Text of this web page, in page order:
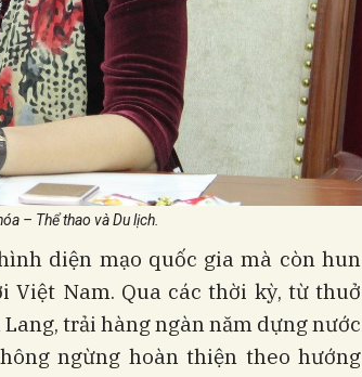
– Thể thao và Du lịch.
diện mạo quốc gia mà còn hun
Việt Nam. Qua các thời kỳ, từ thuở
trải hàng ngàn năm dựng nước
ngừng hoàn thiện theo hướng